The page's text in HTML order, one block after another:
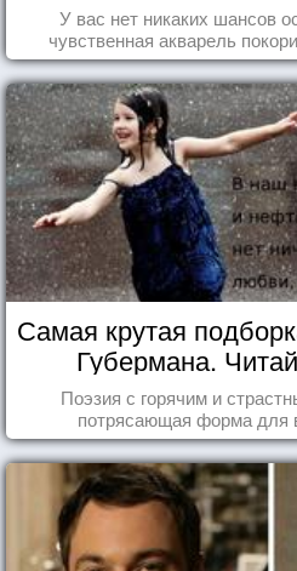
У вас нет никаких шансов
чувственная акварель
Самая крутая
Губермана.
Поэзия с горячим и
потрясающая форма для